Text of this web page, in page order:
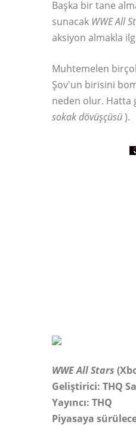
Başka bir tane
sunacak WWE All
aksiyon almakla
Muhtemelen
Şov'un birisini
neden olur. Hatta
sokak dövüşçüsü).
WWE All Stars
Geliştirici: THQ
Yayıncı: THQ
Piyasaya